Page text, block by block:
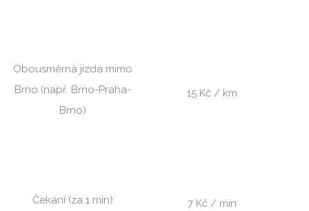
Obousměrná jízda mimo
Brno (např. Brno-Praha-
Brno)
15 Kč / km
Čekání (za 1 min) 7 Kč / min